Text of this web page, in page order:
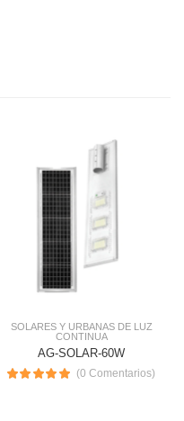
SOLARES Y URBANAS DE LUZ
CONTINUA
AG-SOLAR-60W
(0 Comentarios)